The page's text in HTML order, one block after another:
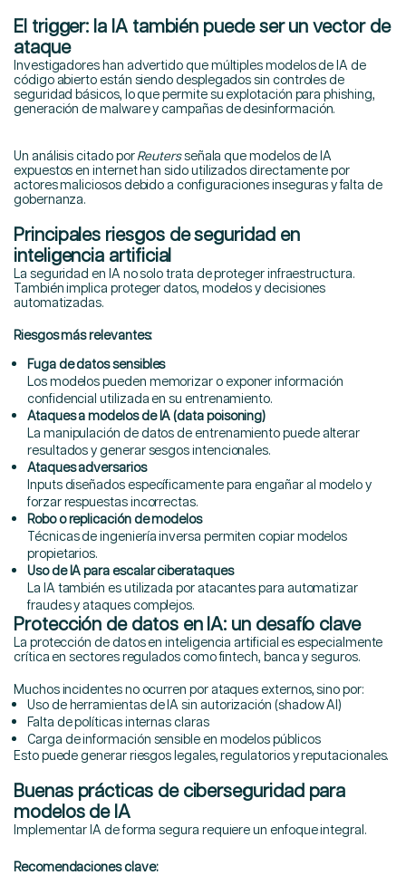
El trigger: la IA también puede ser un vector de
ataque
Investigadores han advertido que múltiples modelos de IA de
código abierto están siendo desplegados sin controles de
seguridad básicos, lo que permite su explotación para phishing,
generación de malware y campañas de desinformación.
Un análisis citado porReutersseñala que modelos de IA
expuestos en internet han sido utilizados directamente por
actores maliciosos debido a configuraciones inseguras y falta de
gobernanza.
Principales riesgos de seguridad en
inteligencia artificial
La seguridad en IA no solo trata de proteger infraestructura.
También implica proteger datos, modelos y decisiones
automatizadas.
Riesgos más relevantes:
Fuga de datos sensibles
Los modelos pueden memorizar o exponer información
confidencial utilizada en su entrenamiento.
Ataques a modelos de IA (data poisoning)
La manipulación de datos de entrenamiento puede alterar
resultados y generar sesgos intencionales.
Ataques adversarios
Inputs diseñados específicamente para engañar al modelo y
forzar respuestas incorrectas.
Robo o replicación de modelos
Técnicas de ingeniería inversa permiten copiar modelos
propietarios.
Uso de IA para escalar ciberataques
La IA también es utilizada por atacantes para automatizar
fraudes y ataques complejos.
Protección de datos en IA: un desafío clave
La protección de datos en inteligencia artificial es especialmente
crítica en sectores regulados como fintech, banca y seguros.
Muchos incidentes no ocurren por ataques externos, sino por:
Uso de herramientas de IA sin autorización (shadow AI)
Falta de políticas internas claras
Carga de información sensible en modelos públicos
Esto puede generar riesgos legales, regulatorios y reputacionales.
Buenas prácticas de ciberseguridad para
modelos de IA
Implementar IA de forma segura requiere un enfoque integral.
Recomendaciones clave: